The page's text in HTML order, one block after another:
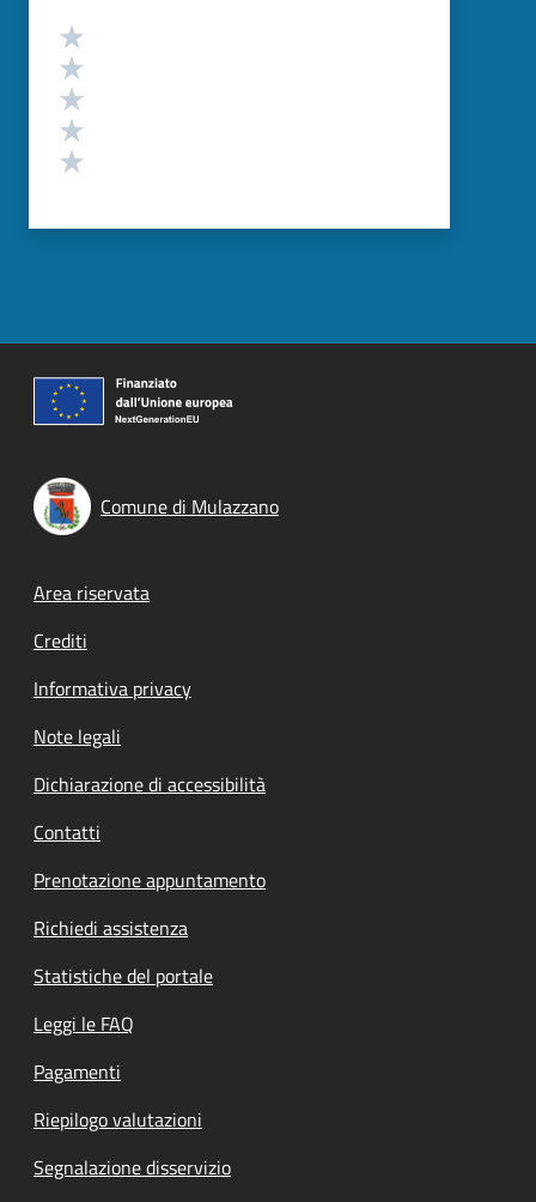
Valutazione
Comune di Mulazzano
Footer menu
Area riservata
Crediti
Informativa privacy
Note legali
Dichiarazione di accessibilità
Contatti
Prenotazione appuntamento
Richiedi assistenza
Statistiche del portale
Leggi le FAQ
Pagamenti
Riepilogo valutazioni
Segnalazione disservizio